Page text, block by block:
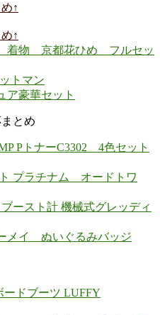
↑
↑
着物 京都花ひめ フルセッ
トマン
ア豪華セット
とめ
PトナーC3302 4色セット
プラチナム オードトワ
ブースト計 機械式グレッディ
メイ ぬいぐるみバッジ
ードブーツ LUFFY